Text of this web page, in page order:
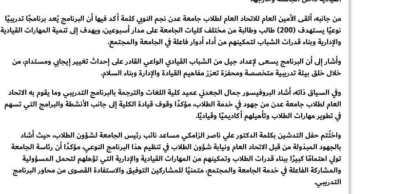
من جانبه، ألقى الأمين العام للاتحاد العام لطلاب جامعة عدن نجم النوبي كلمة أكد فيها أن البرنامج يُعد برنامجًا تدريبيًا
نوعيًا يستهدف (200) طالب وطالبة من مختلف كليات الجامعة على مدار أسبوعين، ويهدف إلى تنمية المهارات القيادية
والإدارية وبناء قدرات الشباب لتمكينهم من أداء أدوار فاعلة في الجامعة والمجتمع.
وأشار إلى أن البرنامج يسعى لإعداد جيل من الشباب القيادي الواعي القادر على إحداث تغيير إيجابي ومستدام، من
خلال خلق بيئة تدريبية متخصصة ومحفزة تعزز مفاهيم القيادة والإدارة وبناء السلام.
وفي السياق ذاته، أشاد البروفيسور جمال الجعدني عميد كلية اللغات والترجمة بالبرنامج التدريبي وما يقوم به الاتحاد
العام لطلاب جامعة عدن من جهود في خدمة الطلاب، مؤكدًا وقوف قيادة الكلية إلى جانب الأنشطة والبرامج التي تسهم
في تطوير مهارات الطلاب وتأهيلهم أكاديميًا وقياديًا.
واختُتم حفل التدشين بكلمة الدكتور علي ناصر الزامكي مساعد نائب رئيس الجامعة لشؤون الطلاب، حيث أشاد
بالجهود المبذولة من قبل الاتحاد العام ونيابة شؤون الطلاب في تنظيم هذا البرنامج النوعي، مؤكدًا أن رئاسة الجامعة
تولي اهتمامًا كبيرًا ببناء قدرات الطلاب وتمكينهم من المهارات القيادية والإدارية التي تؤهلهم لتحمل المسؤولية
والمشاركة الفاعلة في خدمة الجامعة والمجتمع، متمنيًا للمشاركين التوفيق والاستفادة القصوى من محاور البرنامج
التدريبي.